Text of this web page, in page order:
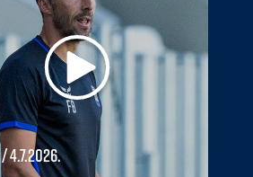
/ 4.7.2026.